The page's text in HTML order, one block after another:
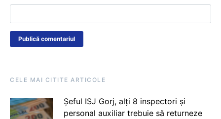
CELE MAI CITITE ARTICOLE
Șeful ISJ Gorj, alți 8 inspectori și
personal auxiliar trebuie să returneze